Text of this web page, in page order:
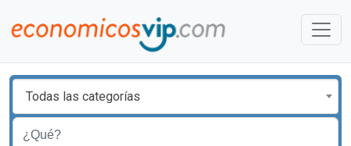
Todas las categorías